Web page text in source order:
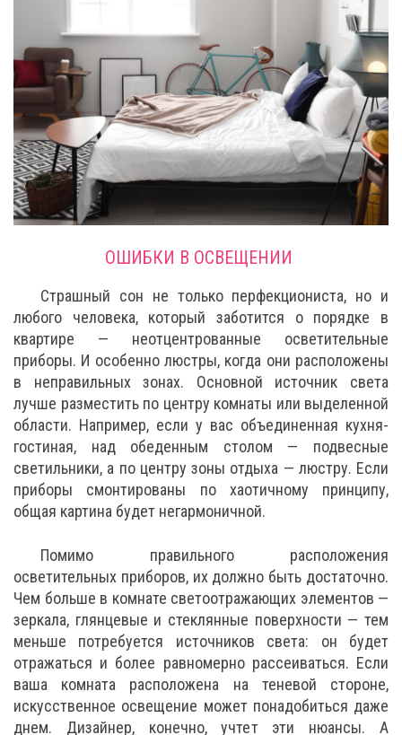
ОШИБКИ В ОСВЕЩЕНИИ
Страшный сон не только перфекциониста, но и
любого человека, который заботится о порядке в
квартире — неотцентрованные осветительные
приборы. И особенно люстры, когда они расположены
в неправильных зонах. Основной источник света
лучше разместить по центру комнаты или выделенной
области. Например, если у вас объединенная кухня-
гостиная, над обеденным столом — подвесные
светильники, а по центру зоны отдыха — люстру. Если
приборы смонтированы по хаотичному принципу,
общая картина будет негармоничной.
Помимо правильного расположения
осветительных приборов, их должно быть достаточно.
Чем больше в комнате светоотражающих элементов —
зеркала, глянцевые и стеклянные поверхности — тем
меньше потребуется источников света: он будет
отражаться и более равномерно рассеиваться. Если
ваша комната расположена на теневой стороне,
искусственное освещение может понадобиться даже
днем. Дизайнер, конечно, учтет эти нюансы. А